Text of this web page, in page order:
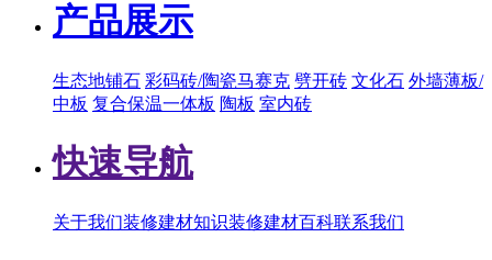
产品展示
生态地铺石 彩码砖/陶瓷马赛克 劈开砖 文化石 外墙薄板/
中板 复合保温一体板 陶板 室内砖
快速导航
关于我们装修建材知识装修建材百科联系我们